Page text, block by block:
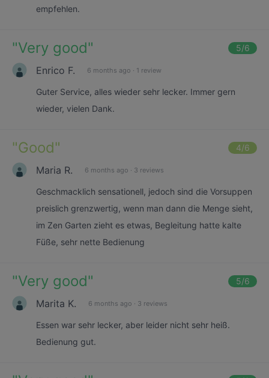
empfehlen.
"Very good" 5/6
Enrico F. 6 months ago · 1 review
Guter Service, alles wieder sehr lecker. Immer gern
wieder, vielen Dank.
"Good" 4/6
Maria R. 6 months ago · 3 reviews
Geschmacklich sensationell, jedoch sind die Vorsuppen
preislich grenzwertig, wenn man dann die Menge sieht,
im Zen Garten zieht es etwas, Begleitung hatte kalte
Füße, sehr nette Bedienung
"Very good" 5/6
Marita K. 6 months ago · 3 reviews
Essen war sehr lecker, aber leider nicht sehr heiß.
Bedienung gut.